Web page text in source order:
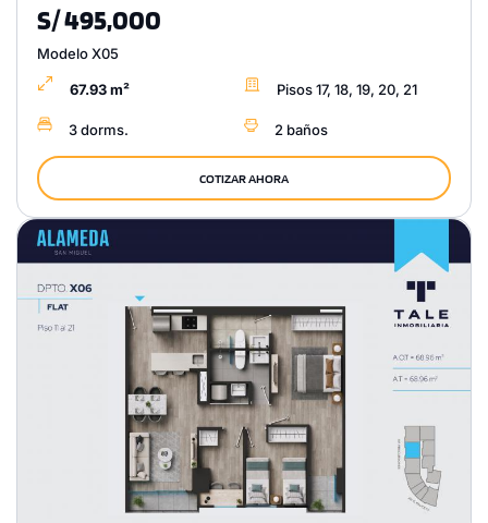
S/ 495,000
Modelo X05
67.93 m² Pisos 17, 18, 19, 20, 21
3 dorms. 2 baños
COTIZAR AHORA